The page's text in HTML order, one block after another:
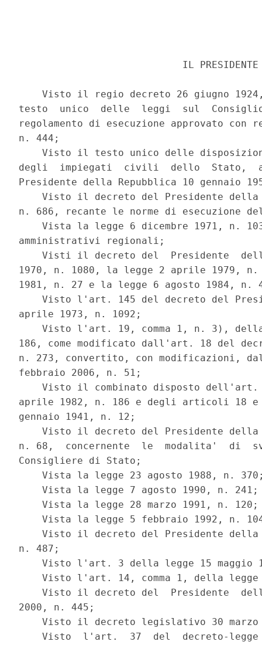
IL
Visto il regio decreto 26 giugno
testo  unico  delle  leggi  sul
regolamento di esecuzione approvato
n. 444;
Visto il testo unico delle
degli  impiegati  civili  dello  Stato,
Presidente della Repubblica 10 gennaio
Visto il decreto del Presidente
n. 686, recante le norme di esecuzione
Vista la legge 6 dicembre 1971, n.
amministrativi regionali;
Visti il decreto del  Presidente
1970, n. 1080, la legge 2 aprile 1979,
1981, n. 27 e la legge 6 agosto 1984, n.
Visto l'art. 145 del decreto del
aprile 1973, n. 1092;
Visto l'art. 19, comma 1, n. 3),
186, come modificato dall'art. 18 del
n. 273, convertito, con modificazioni,
febbraio 2006, n. 51;
Visto il combinato disposto
aprile 1982, n. 186 e degli articoli 18
gennaio 1941, n. 12;
Visto il decreto del Presidente
n. 68,  concernente  le  modalita'  di
Consigliere di Stato;
Vista la legge 23 agosto 1988, n.
Vista la legge 7 agosto 1990, n.
Vista la legge 28 marzo 1991, n.
Vista la legge 5 febbraio 1992, n.
Visto il decreto del Presidente
n. 487;
Visto l'art. 3 della legge 15 maggio
Visto l'art. 14, comma 1, della
Visto il decreto del  Presidente
2000, n. 445;
Visto il decreto legislativo 30
Visto  l'art.  37  del  decreto-